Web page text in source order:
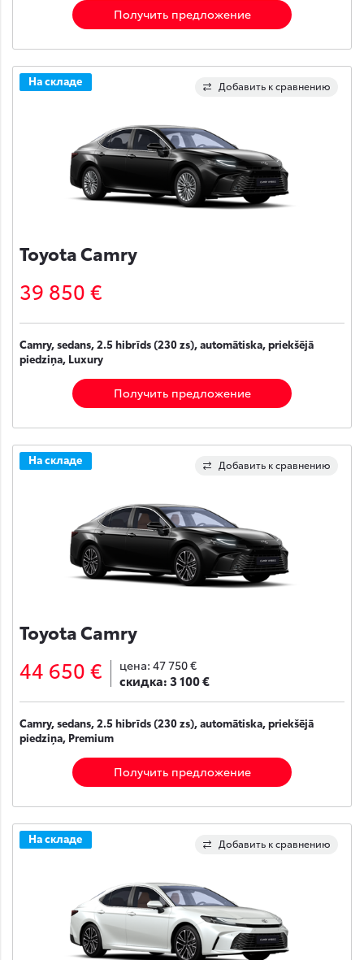
Получить предложение
Добавить к сравнению
На складе
Toyota Camry
39 850 €
Camry, sedans, 2.5 hibrīds (230 zs), automātiska, priekšējā
piedziņa, Luxury
Получить предложение
Добавить к сравнению
На складе
Toyota Camry
44 650 € цена: 47 750 €
скидка:3 100 €
Camry, sedans, 2.5 hibrīds (230 zs), automātiska, priekšējā
piedziņa, Premium
Получить предложение
Добавить к сравнению
На складе